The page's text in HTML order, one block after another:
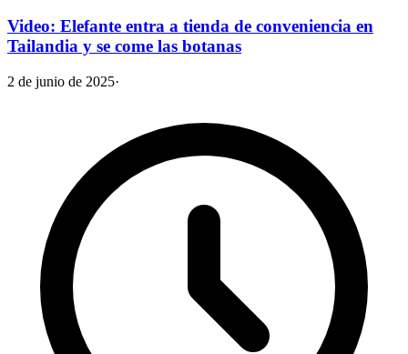
Video: Elefante entra a tienda de conveniencia en
Tailandia y se come las botanas
2 de junio de 2025·